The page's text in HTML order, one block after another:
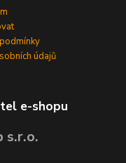
údajů
e-shopu
s.r.o.